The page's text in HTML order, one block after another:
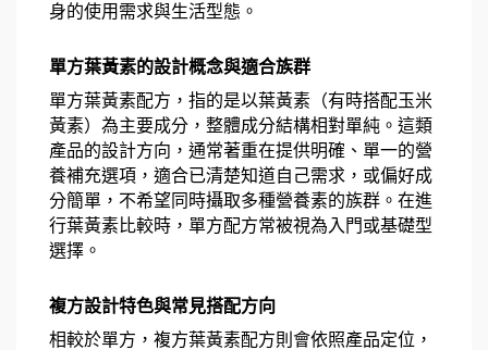
身的使用需求與生活型態。
單方葉黃素的設計概念與適合族群
單方葉黃素配方，指的是以葉黃素（有時搭配玉米
黃素）為主要成分，整體成分結構相對單純。這類
產品的設計方向，通常著重在提供明確、單一的營
養補充選項，適合已清楚知道自己需求，或偏好成
分簡單，不希望同時攝取多種營養素的族群。在進
行葉黃素比較時，單方配方常被視為入門或基礎型
選擇。
複方設計特色與常見搭配方向
相較於單方，複方葉黃素配方則會依照產品定位，